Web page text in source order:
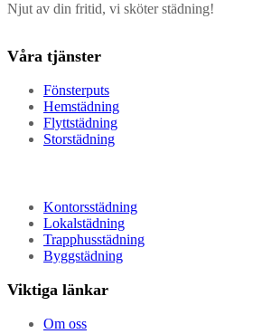
Njut av din fritid, vi sköter städning!
Våra tjänster
Fönsterputs
Hemstädning
Flyttstädning
Storstädning
Kontorsstädning
Lokalstädning
Trapphusstädning
Byggstädning
Viktiga länkar
Om oss